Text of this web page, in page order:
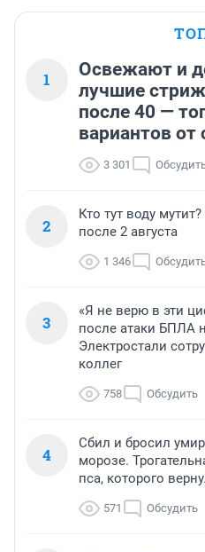
1
Освежают и
лучшие
после 40 —
вариантов от
3 301
2
Кто тут воду
после 2 августа
1 346
3
«Я не верю в эти
после атаки БПЛА
Электростали
коллег
758 Обсудить
4
Сбил и бросил
морозе.
пса, которого
571 Обсудить